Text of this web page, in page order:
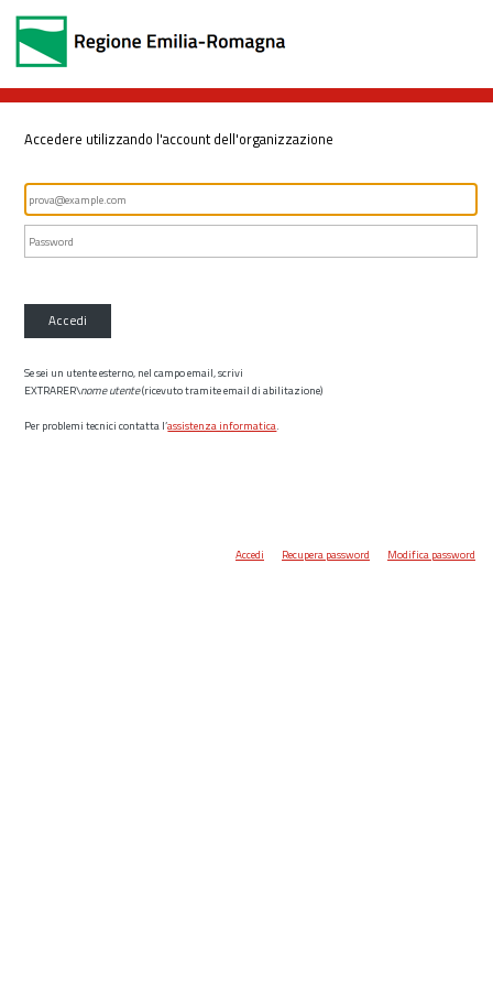
Accedere utilizzando l'account dell'organizzazione
Accedi
Se sei un utente esterno, nel campo email, scrivi
EXTRARER\nome utente(ricevuto tramite email di abilitazione)
Per problemi tecnici contatta l’assistenza informatica.
Accedi Recupera password Modifica password